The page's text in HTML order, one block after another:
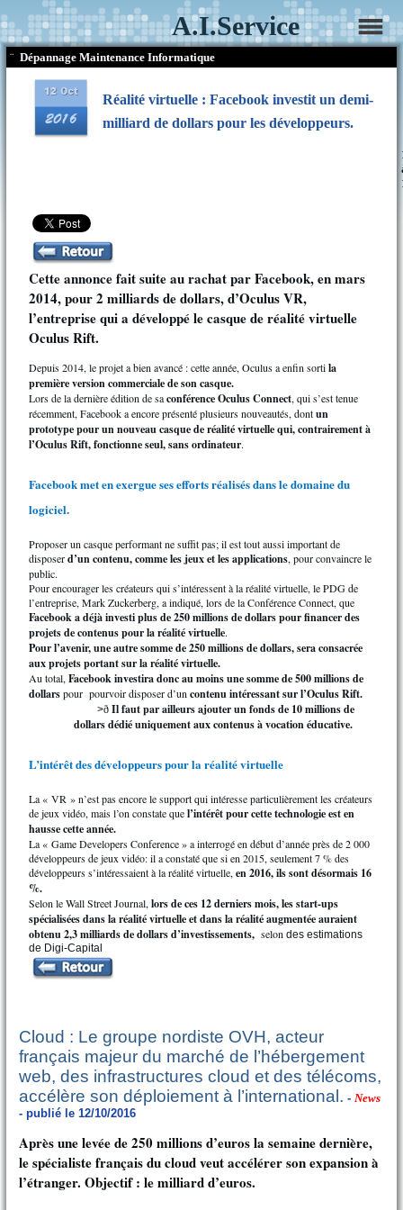
A.I.Service
¨ Dépannage Maintenance Informatique
Réalité virtuelle : Facebook investit un demi-
milliard de dollars pour les développeurs.
Cette annonce fait suite au rachat par Facebook, en mars
2014, pour 2 milliards de dollars, d’Oculus VR,
l’entreprise qui a développé le casque de réalité virtuelle
Oculus Rift.
Depuis 2014, le projet a bien avancé : cette année, Oculus a enfin sortila
première version commerciale de son casque.
Lors de la dernière édition de saconférence Oculus Connect, qui s’est tenue
récemment, Facebook a encore présenté plusieurs nouveautés, dontun
prototype pour un nouveau casque de réalité virtuellequi, contrairement à
l’Oculus Rift, fonctionne seul, sans ordinateur.
Facebook met en exergue ses efforts réalisés dans le domaine du
logiciel.
Proposer un casque performant ne suffit pas; il est tout aussi important de
disposerd’un contenu, comme les jeux et les applications, pour convaincre le
public.
Pour encourager les créateurs qui s’intéressent à la réalité virtuelle, le PDG de
l’entreprise, Mark Zuckerberg, a indiqué, lors de la Conférence Connect, que
Facebook a déjà investi plus de 250 millions de dollars pour financer des
projets de contenus pour la réalité virtuelle.
Pour l’avenir, une autre somme de 250 millions de dollars, sera consacrée
aux projets portant sur la réalité virtuelle.
Au total, Facebook investira donc au moins une somme de 500 millions de
dollarspour pourvoir disposer d’un contenu intéressant sur l’Oculus Rift.
>ð Il faut par ailleurs ajouter un fonds de 10 millions de
dollars dédié uniquement aux contenus à vocation éducative.
L’intérêt des développeurs pour la réalité virtuelle
La « VR » n’est pas encore le support qui intéresse particulièrement les créateurs
de jeux vidéo, mais l’on constate quel’intérêt pour cette technologie est en
hausse cette année.
La « Game Developers Conference » a interrogé en début d’année près de 2 000
développeurs de jeux vidéo: il a constaté que si en 2015, seulement 7 % des
développeurs s’intéressaient à la réalité virtuelle, en 2016, ils sont désormais 16
%.
Selon le Wall Street Journal, lors de ces 12 derniers mois, les start-ups
spécialisées dans la réalité virtuelle et dans la réalité augmentée auraient
obtenu 2,3 milliards de dollars d’investissements, selon des estimations
de Digi-Capital
Cloud : Le groupe nordiste OVH, acteur
français majeur du marché de l’hébergement
web, des infrastructures cloud et des télécoms,
accélère son déploiement à l’international. - News
- publié le 12/10/2016
Après une levée de 250 millions d’euros la semaine dernière,
le spécialiste français du cloud veut accélérer son expansion à
l’étranger. Objectif : le milliard d’euros.